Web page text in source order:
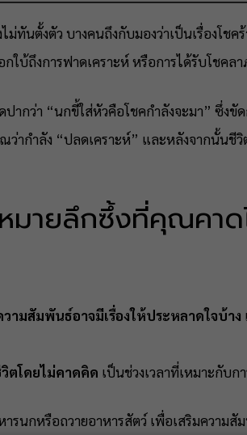
ม่ทันตั้งตัว บางคนถึงกับมองว่าเป็นเรื่องโ
บ้ถึงการฟาดเคราะห์ หรือการได้รับโชคลา
กว่า “นกขี้ใส่หัวคือโชคกำลังจะมา” ซึ่งขั
ากำลัง “ปลดเคราะห์” และหลังจากนั้นชี
มายลึกซึ้งที่คุณคา
วามสัมพันธ์อาจมีเรื่องให้ประหลาดใจบ้าง
ตโดยไม่คาดคิด เป็นช่วงเวลาที่เหมาะกับ
รนกหรือถวายอาหารสัตว์ เพื่อเสริมความ